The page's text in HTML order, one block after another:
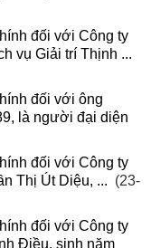
đối với Công ty
vụ Giải trí Thịnh ...
đối với ông
là người đại diện
đối với Công ty
Thị Út Diệu, ... (23-
đối với Công ty
Điều, sinh năm